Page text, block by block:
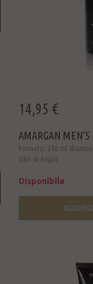
14,95 €
AMARGAN
Formato: 250 ml
Olio di Argan.
Disponibile